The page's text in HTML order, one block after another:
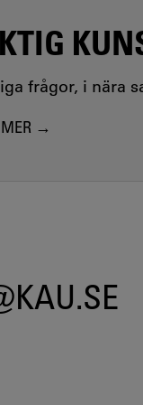
frågor, i nära